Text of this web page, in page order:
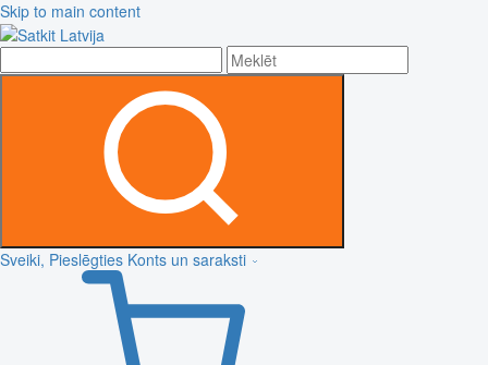
Skip to main content
Sveiki, Pieslēgties Konts un saraksti